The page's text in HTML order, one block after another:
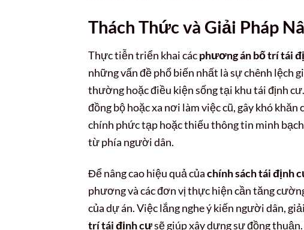
Thách Thức và Giải Pháp
Thực tiễn triển khai cácphương án bố trí tái
những vấn đề phổ biến nhất là sự chênh lệch
thường hoặc điều kiện sống tại khu tái định
đồng bộ hoặc xa nơi làm việc cũ, gây khó
chính phức tạp hoặc thiếu thông tin minh
từ phía người dân.
Để nâng cao hiệu quả củachính sách tái định
phương và các đơn vị thực hiện cần tăng
của dự án. Việc lắng nghe ý kiến người dân,
trí tái định cưsẽ giúp xây dựng sự đồng